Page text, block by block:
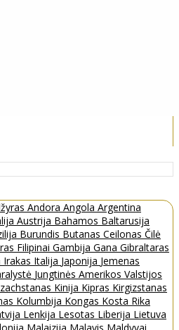
Andora Angola Argentina
Austrija Bahamos Baltarusija
Burundis Butanas Ceilonas Čilė
Filipinai Gambija Gana Gibraltaras
Irakas Italija Japonija Jemenas
Jungtinės Amerikos Valstijos
Kinija Kipras Kirgizstanas
Kolumbija Kongas Kosta Rika
Lenkija Lesotas Liberija Lietuva
Malaizija Malavis Maldyvai